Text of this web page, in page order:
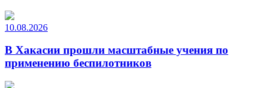
10.08.2026
В Хакасии прошли масштабные учения по
применению беспилотников